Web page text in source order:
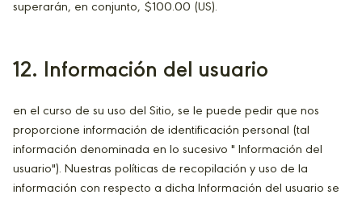
superarán, en conjunto, $100.00 (US).
12. Información del usuario
en el curso de su uso del Sitio, se le puede pedir que nos
proporcione información de identificación personal (tal
información denominada en lo sucesivo " Información del
usuario"). Nuestras políticas de recopilación y uso de la
información con respecto a dicha Información del usuario se